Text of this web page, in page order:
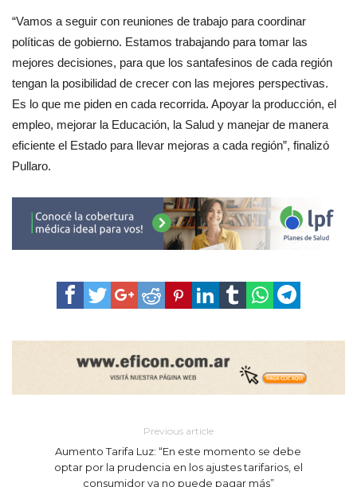
“Vamos a seguir con reuniones de trabajo para coordinar
políticas de gobierno. Estamos trabajando para tomar las
mejores decisiones, para que los santafesinos de cada región
tengan la posibilidad de crecer con las mejores perspectivas.
Es lo que me piden en cada recorrida. Apoyar la producción, el
empleo, mejorar la Educación, la Salud y manejar de manera
eficiente el Estado para llevar mejoras a cada región”, finalizó
Pullaro.
Previous article
Aumento Tarifa Luz: “En este momento se debe
optar por la prudencia en los ajustes tarifarios, el
consumidor ya no puede pagar más”